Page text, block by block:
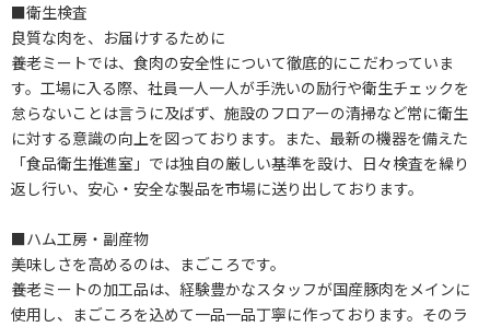
■衛生検査
良質な肉を、お届けするために
養老ミートでは、食肉の安全性について徹底的にこだわっていま
す。工場に入る際、社員一人一人が手洗いの励行や衛生チェックを
怠らないことは言うに及ばず、施設のフロアーの清掃など常に衛生
に対する意識の向上を図っております。また、最新の機器を備えた
「食品衛生推進室」では独自の厳しい基準を設け、日々検査を繰り
返し行い、安心・安全な製品を市場に送り出しております。
■ハム工房・副産物
美味しさを高めるのは、まごころです。
養老ミートの加工品は、経験豊かなスタッフが国産豚肉をメインに
使用し、まごころを込めて一品一品丁寧に作っております。そのラ